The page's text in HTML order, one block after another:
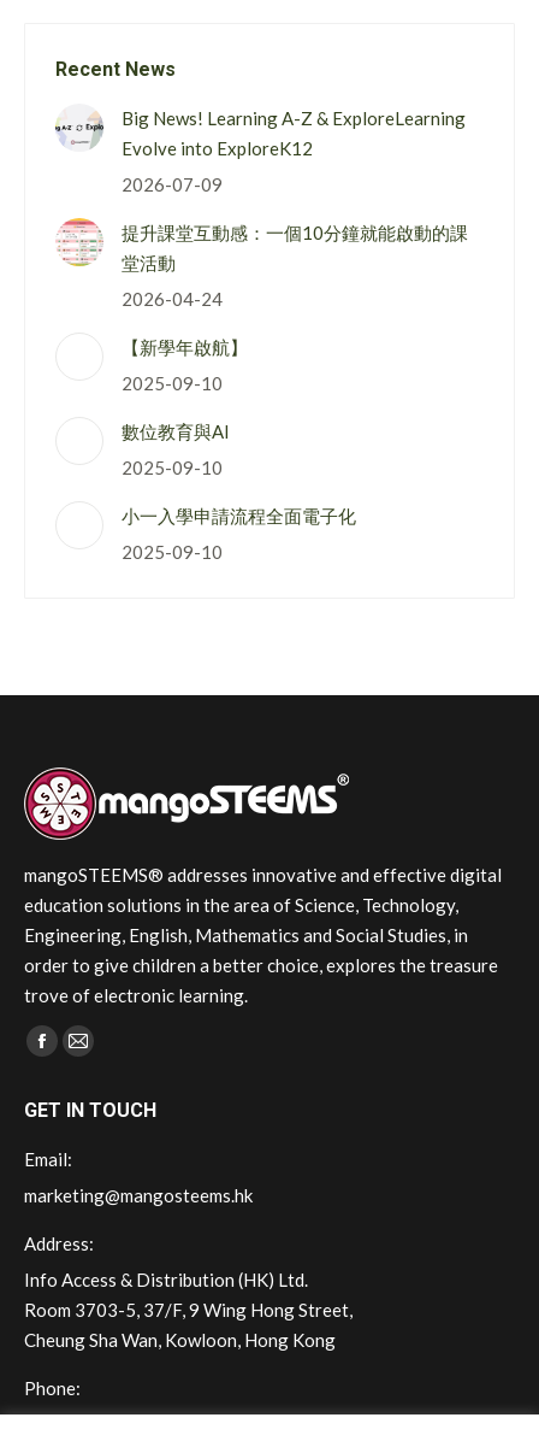
Recent News
Big News! Learning A-Z & ExploreLearning
Evolve into ExploreK12
2026-07-09
提升課堂互動感：一個10分鐘就能啟動的課
堂活動
2026-04-24
【新學年啟航】
2025-09-10
數位教育與AI
2025-09-10
小一入學申請流程全面電子化
2025-09-10
mangoSTEEMS® addresses innovative and effective digital
education solutions in the area of Science, Technology,
Engineering, English, Mathematics and Social Studies, in
order to give children a better choice, explores the treasure
trove of electronic learning.
Find us on:
Facebook
opens
window
Mail
opens
window
GET IN TOUCH
Email:
marketing@mangosteems.hk
Address:
Info Access & Distribution (HK) Ltd.
Room 3703-5, 37/F, 9 Wing Hong Street,
Cheung Sha Wan, Kowloon, Hong Kong
Phone: